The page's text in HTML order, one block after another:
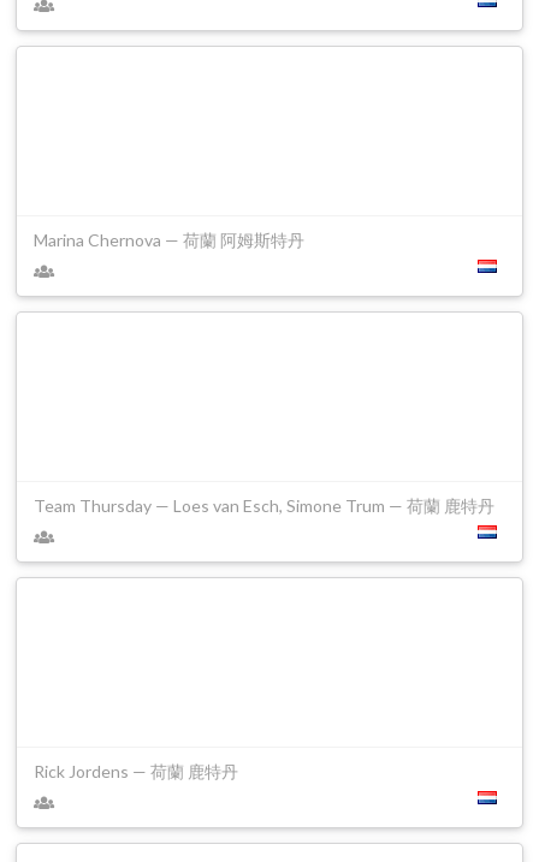
Marina Chernova — 荷蘭 阿姆斯特丹
Team Thursday — Loes van Esch, Simone Trum — 荷蘭 鹿特丹
Rick Jordens — 荷蘭 鹿特丹